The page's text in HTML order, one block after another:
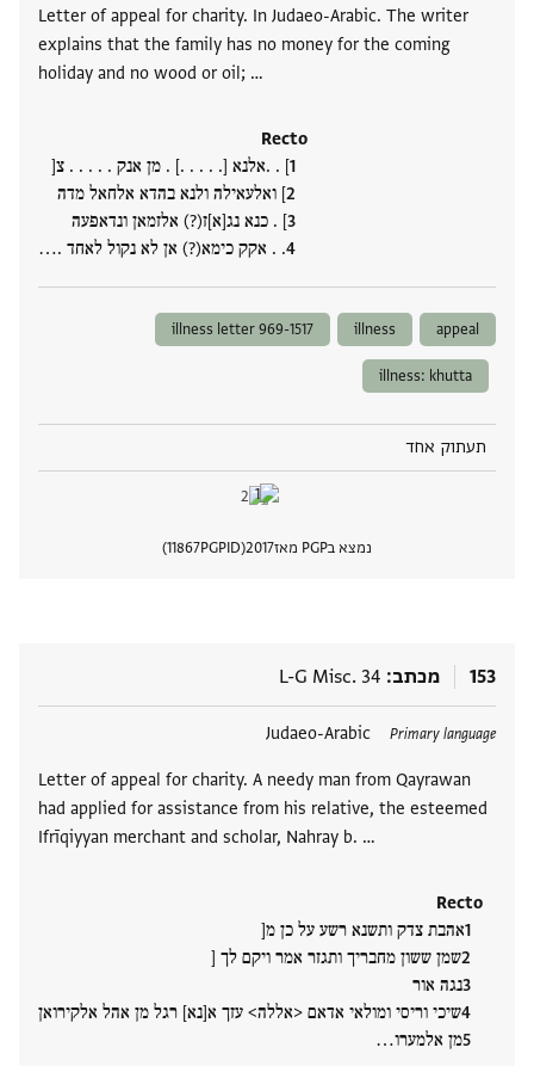
Letter of appeal for charity. In Judaeo-Arabic. The writer
explains that the family has no money for the coming
holiday and no wood or oil; …
Recto
] . .אלנא [. . . . .] . מן אנק . . . . . צ[
] ואלעאילה ולנא בהדא אלחאל מדה
] . כנא נג[א]ז(?) אלזמאן ונדאפעה
. . אקק כימא(?) אן לא נקול לאחד .‮…
appeal
illness
illness letter 969-1517
illness: khutta
תעתוק אחד
נמצא בPGP מאז 2017
PGPID
11867
153 מכתב L-G Misc. 34
Primary language
Judaeo-Arabic
Letter of appeal for charity. A needy man from Qayrawan
had applied for assistance from his relative, the esteemed
Ifrīqiyyan merchant and scholar, Nahray b. …
Recto
אהבת צדק ותשנא רשע על כן מ[
שמן ששון מחבריך ותגזר אמר ויקם לך [
נגה אור
שיכי וריסי ומולאי אדאם <אללה> עזך א[נא] רגל מן אהל אלקירואן
מן אלמערו‮…
תגים